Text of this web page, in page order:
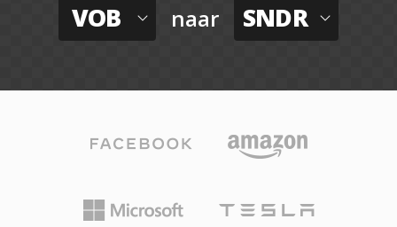
VOB naar SNDR